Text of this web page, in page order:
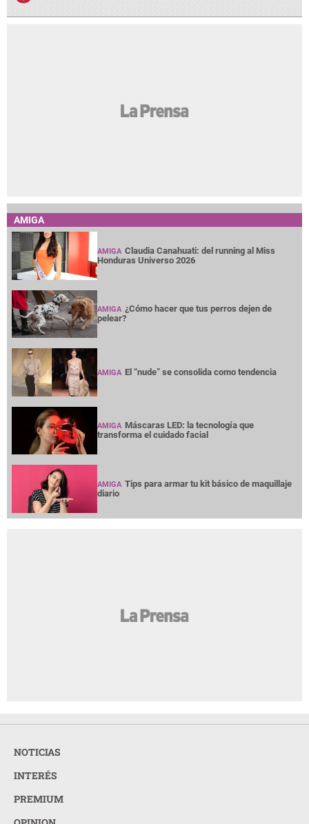
AMIGA
AMIGA Claudia Canahuati: del running al Miss
Honduras Universo 2026
AMIGA ¿Cómo hacer que tus perros dejen de
pelear?
AMIGA El “nude” se consolida como tendencia
AMIGA Máscaras LED: la tecnología que
transforma el cuidado facial
AMIGA Tips para armar tu kit básico de maquillaje
diario
NOTICIAS
INTERÉS
PREMIUM